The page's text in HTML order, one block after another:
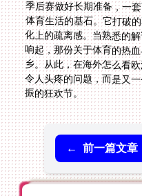
振的狂欢节。
← 前一篇文章